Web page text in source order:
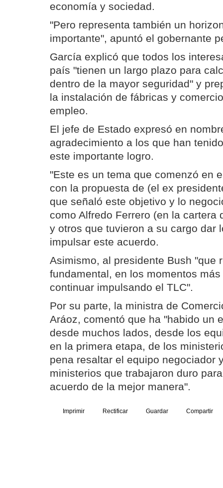
economía y sociedad.
"Pero representa también un
importante", apuntó el gobernante
García explicó que todos los
país "tienen un largo plazo para
dentro de la mayor seguridad" y
la instalación de fábricas y
empleo.
El jefe de Estado expresó en
agradecimiento a los que han
este importante logro.
"Este es un tema que comenzó en
con la propuesta de (el ex
que señaló este objetivo y lo
como Alfredo Ferrero (en la cartera
y otros que tuvieron a su cargo dar
impulsar este acuerdo.
Asimismo, al presidente Bush "que
fundamental, en los momentos
continuar impulsando el TLC".
Por su parte, la ministra de
Aráoz, comentó que ha "habido un
desde muchos lados, desde los
en la primera etapa, de los
pena resaltar el equipo negociador
ministerios que trabajaron duro
acuerdo de la mejor manera".
Imprimir Rectificar Guardar Compartir